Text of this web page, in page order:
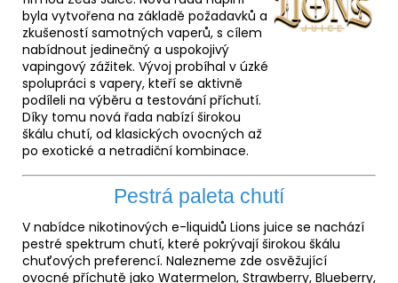
byla vytvořena na základě požadavků a
zkušeností samotných vaperů, s cílem
nabídnout jedinečný a uspokojivý
vapingový zážitek. Vývoj probíhal v úzké
spolupráci s vapery, kteří se aktivně
podíleli na výběru a testování příchutí.
Díky tomu nová řada nabízí širokou
škálu chutí, od klasických ovocných až
po exotické a netradiční kombinace.
Pestrá paleta chutí
V nabídce nikotinových e-liquidů Lions juice se nachází
pestré spektrum chutí, které pokrývají širokou škálu
chuťových preferencí. Nalezneme zde osvěžující
ovocné příchutě jako Watermelon, Strawberry, Blueberry,